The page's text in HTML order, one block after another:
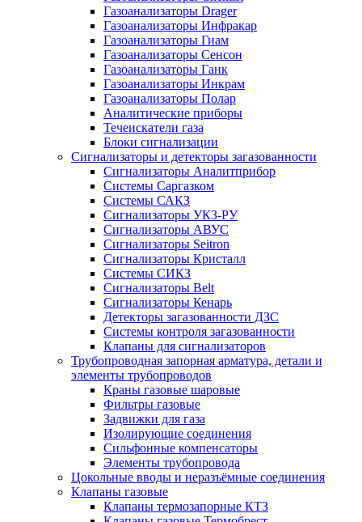
Газоанализаторы Drager
Газоанализаторы Инфракар
Газоанализаторы Гиам
Газоанализаторы Сенсон
Газоанализаторы Ганк
Газоанализаторы Инкрам
Газоанализаторы Полар
Аналитические приборы
Течеискатели газа
Блоки сигнализации
Сигнализаторы и детекторы загазованности
Сигнализаторы Аналитприбор
Системы Саргазком
Системы САКЗ
Сигнализаторы УКЗ-РУ
Сигнализаторы АВУС
Сигнализаторы Seitron
Сигнализаторы Кристалл
Системы СИКЗ
Сигнализаторы Belt
Сигнализаторы Кенарь
Детекторы загазованности ДЗС
Системы контроля загазованности
Клапаны для сигнализаторов
Трубопроводная запорная арматура, детали и
элементы трубопроводов
Краны газовые шаровые
Фильтры газовые
Задвижки для газа
Изолирующие соединения
Сильфонные компенсаторы
Элементы трубопровода
Цокольные вводы и неразъёмные соединения
Клапаны газовые
Клапаны термозапорные КТЗ